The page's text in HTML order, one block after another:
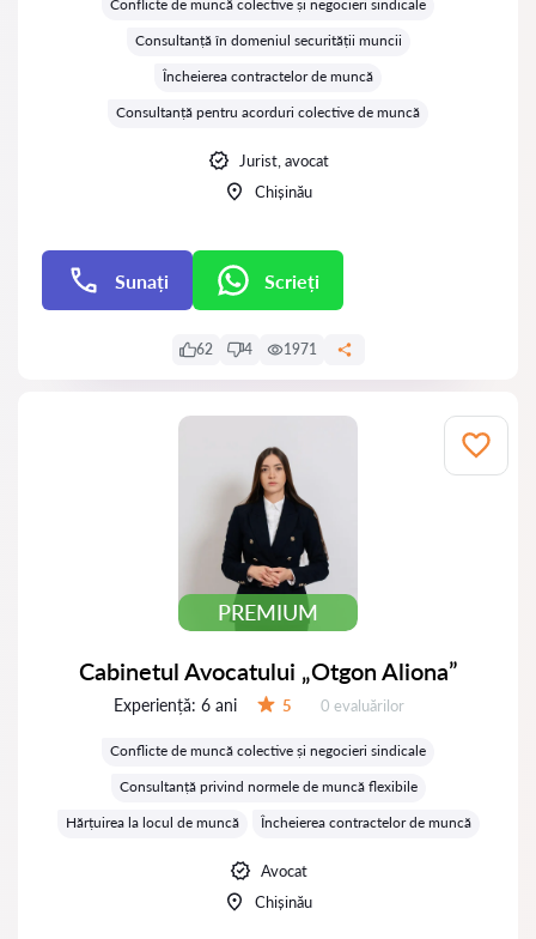
Conflicte de muncă colective și negocieri sindicale
Consultanță în domeniul securității muncii
Încheierea contractelor de muncă
Consultanță pentru acorduri colective de muncă
Jurist, avocat
Chișinău
Sunați Scrieți
62 4 1971
PREMIUM
Cabinetul Avocatului „Otgon Aliona”
Experiență: 6 ani 5 Evaluărilor:
0 evaluărilor
Conflicte de muncă colective și negocieri sindicale
Consultanță privind normele de muncă flexibile
Hărțuirea la locul de muncă
Încheierea contractelor de muncă
Avocat
Chișinău